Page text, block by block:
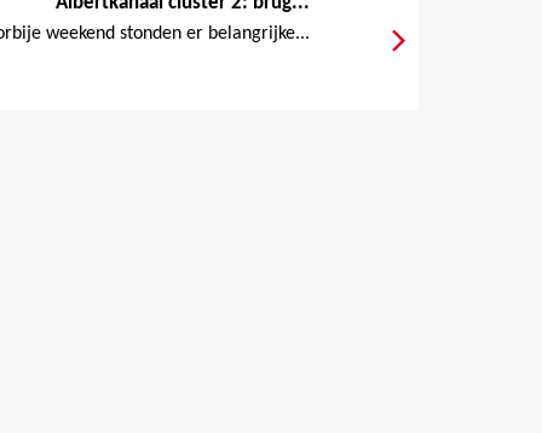
weekend stonden er belangrijke...